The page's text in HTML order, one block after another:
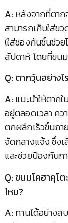
A: หลังจากที่ตา
สามารถเก็บใส่
(ใส่ซองกันชื้นช่ว
สัปดาห์ โดยที่ขน
Q: ตากวุ้นอย่างไ
A: แนะนำให้ตา
อยู่ตลอดเวลา คว
ตกผลึกเร็วขึ้นภา
จัดกลางแจ้ง ซึ่ง
และช่วยป้องกันก
Q: ขนมโคฮาคุโ
ไหม?
A: ทานได้อย่างส